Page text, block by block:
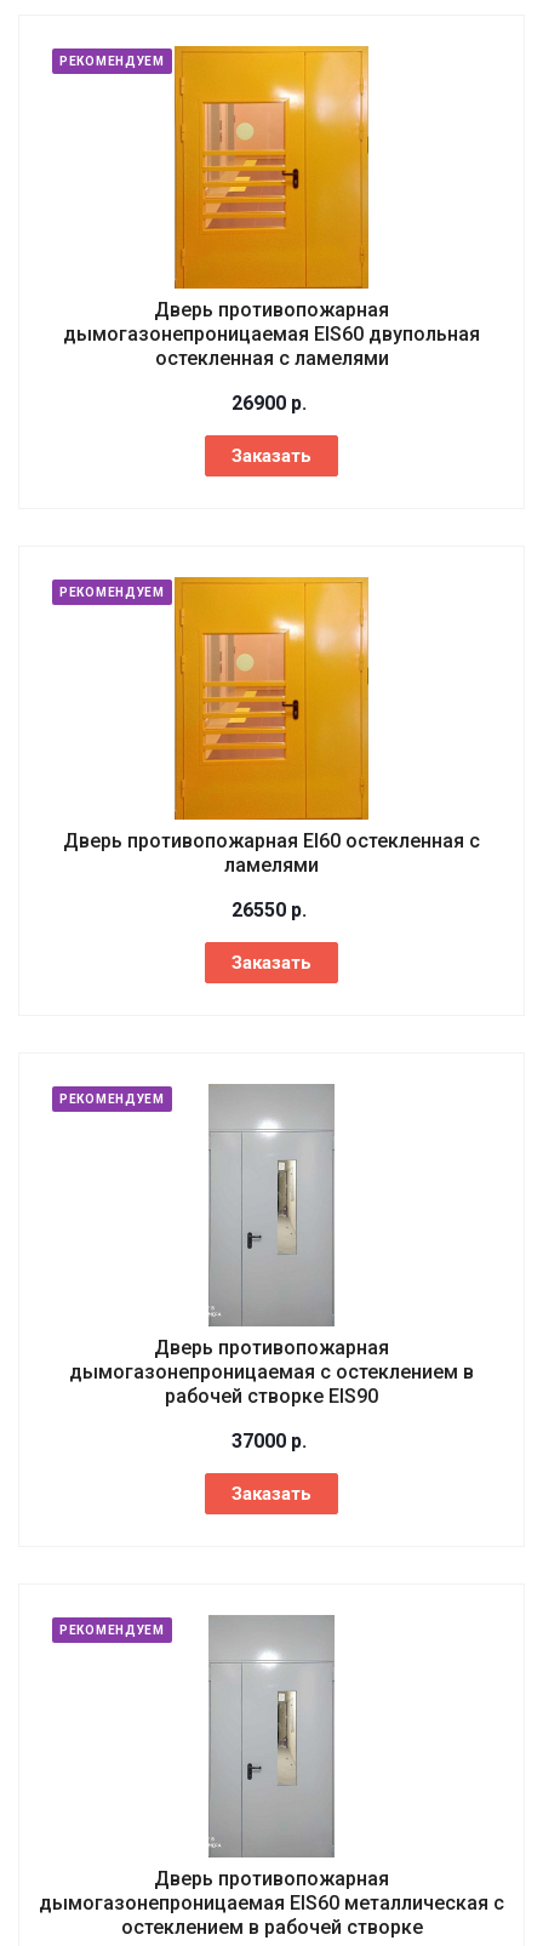
РЕКОМЕНДУЕМ
Дверь противопожарная
дымогазонепроницаемая EIS60 двупольная
остекленная с ламелями
26900 р.
Заказать
РЕКОМЕНДУЕМ
Дверь противопожарная EI60 остекленная с
ламелями
26550 р.
Заказать
РЕКОМЕНДУЕМ
Дверь противопожарная
дымогазонепроницаемая с остеклением в
рабочей створке EIS90
37000 р.
Заказать
РЕКОМЕНДУЕМ
Дверь противопожарная
дымогазонепроницаемая EIS60 металлическая с
остеклением в рабочей створке